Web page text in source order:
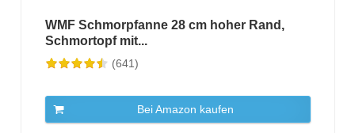
WMF Schmorpfanne 28 cm hoher Rand,
Schmortopf mit...
(641)
Bei Amazon kaufen